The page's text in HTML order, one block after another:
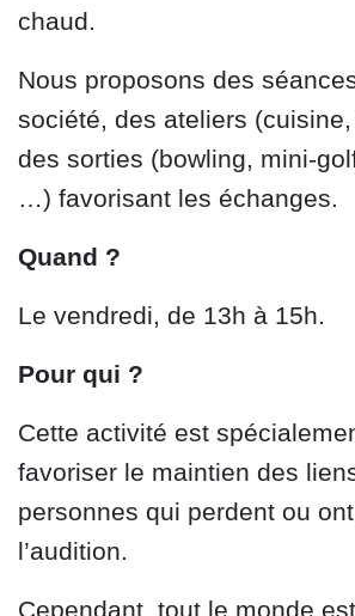
chaud.
Nous proposons des
société, des ateliers
des sorties (bowling, mini-
…) favorisant les échanges.
Quand ?
Le vendredi, de 13h à 15h.
Pour qui ?
Cette activité est
favoriser le maintien des
personnes qui perdent ou
l’audition.
Cependant, tout le monde